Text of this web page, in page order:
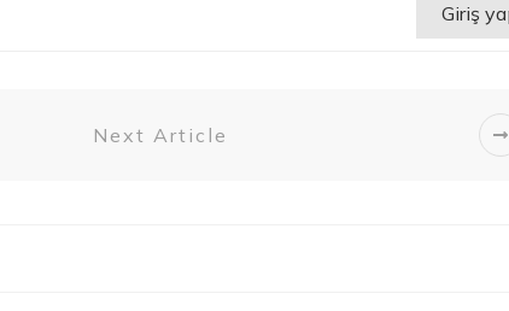
Giriş
Next Article